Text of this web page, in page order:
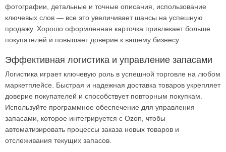
фотографии, детальные и точные описания, использование
ключевых слов — все это увеличивает шансы на успешную
продажу. Хорошо оформленная карточка привлекает больше
покупателей и повышает доверие к вашему бизнесу.
Эффективная логистика и управление запасами
Логистика играет ключевую роль в успешной торговле на любом
маркетплейсе. Быстрая и надежная доставка товаров укрепляет
доверие покупателей и способствует повторным покупкам.
Используйте программное обеспечение для управления
запасами, которое интегрируется с Ozon, чтобы
автоматизировать процессы заказа новых товаров и
отслеживания текущих запасов.